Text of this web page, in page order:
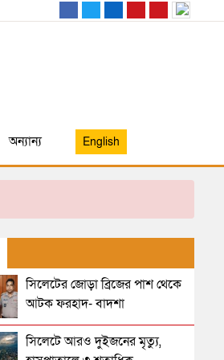
অন্যান্য English
সিলেটের জোড়া ব্রিজের পাশ থেকে
আটক ফরহাদ- বাদশা
সিলেটে আরও দুইজনের মৃত্যু,